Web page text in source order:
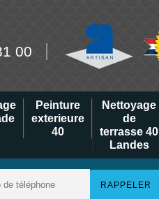
00
Peinture
exterieure
40
Nettoyage
de
terrasse 40
Landes